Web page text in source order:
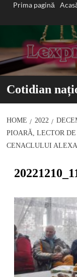
Prima pagină
Cotidian
HOME 2022
PIOARĂ, LECTOR
CENACLULUI